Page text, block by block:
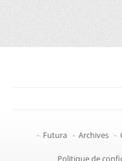
- Futura - Archives -
Politique de